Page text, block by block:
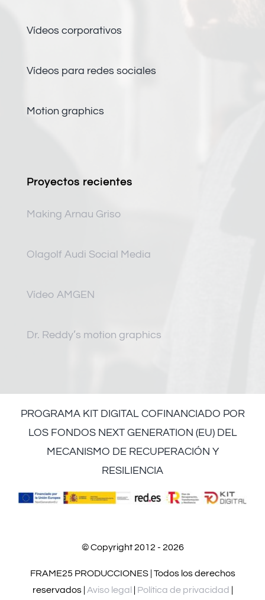
Vídeos corporativos
Vídeos para redes sociales
Motion graphics
Proyectos recientes
Making Arnau Griso
Olagolf Audi Social Media
Vídeo AMGEN
Dr. Reddy’s motion graphics
PROGRAMA KIT DIGITAL COFINANCIADO POR
LOS FONDOS NEXT GENERATION (EU) DEL
MECANISMO DE RECUPERACIÓN Y
RESILIENCIA
© Copyright 2012 - 2026
FRAME25 PRODUCCIONES | Todos los derechos
reservados | Aviso legal Política de privacidad